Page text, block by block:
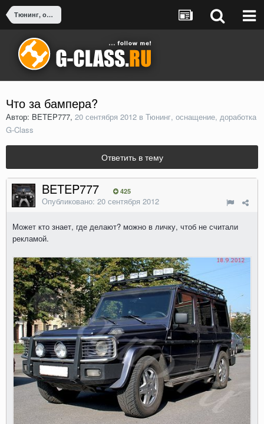
Тюнинг, оснащение, доработка G-Class
Что за бампера?
Автор: BETEP777, 20 сентября 2012 в Тюнинг, оснащение, доработка
G-Class
Ответить в тему
BETEP777 425
Опубликовано: 20 сентября 2012
Может кто знает, где делают? можно в личку, чтоб не считали
рекламой.